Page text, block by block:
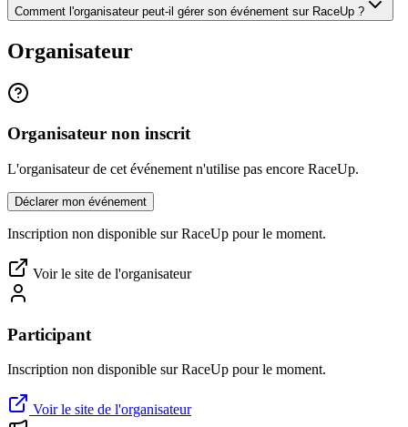
Comment l'organisateur peut-il gérer son événement sur RaceUp ?
Organisateur
Organisateur non inscrit
L'organisateur de cet événement n'utilise pas encore RaceUp.
Déclarer mon événement
Inscription non disponible sur RaceUp pour le moment.
Voir le site de l'organisateur
Participant
Inscription non disponible sur RaceUp pour le moment.
Voir le site de l'organisateur